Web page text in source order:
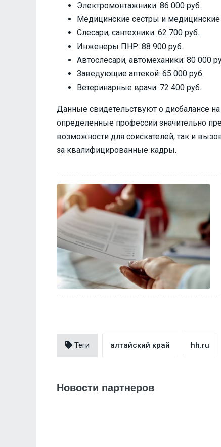
Электромонтажники: 86 000 руб.
Медицинские сестры и медицинские
Слесари, сантехники: 62 700 руб.
Инженеры ПНР: 88 900 руб.
Автослесари, автомеханики: 80 000
Заведующие аптекой: 65 000 руб.
Ветеринарные врачи: 72 400 руб.
Данные свидетельствуют о дисбалансе
определенные профессии значительно
возможности для соискателей, так и
за квалифицированные кадры.
Теги алтайский край hh.ru
Новости партнеров